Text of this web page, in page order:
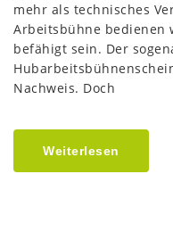
mehr als technisches
Arbeitsbühne bedienen
befähigt sein. Der
Nachweis. Doch
Weiterlesen